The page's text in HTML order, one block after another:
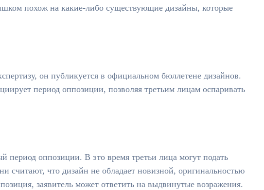
похож на какие-либо существующие дизайны, которые
он публикуется в официальном бюллетене дизайнов.
период оппозиции, позволяя третьим лицам оспаривать
период оппозиции. В это время третьи лица могут подать
считают, что дизайн не обладает новизной, оригинальностью
заявитель может ответить на выдвинутые возражения.